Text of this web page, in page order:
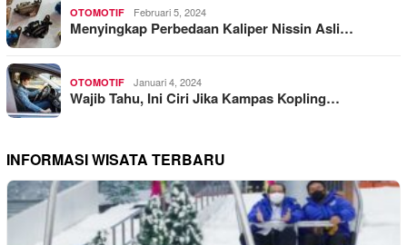
OTOMOTIF Februari 5, 2024
Menyingkap Perbedaan Kaliper Nissin Asli…
OTOMOTIF Januari 4, 2024
Wajib Tahu, Ini Ciri Jika Kampas Kopling…
INFORMASI WISATA TERBARU